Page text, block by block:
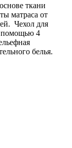
ткани
матраса от
Чехол для
помощью 4
белья.